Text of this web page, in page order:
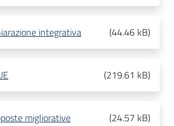
integrativa (44.46 kB)
(219.61 kB)
migliorative (24.57 kB)